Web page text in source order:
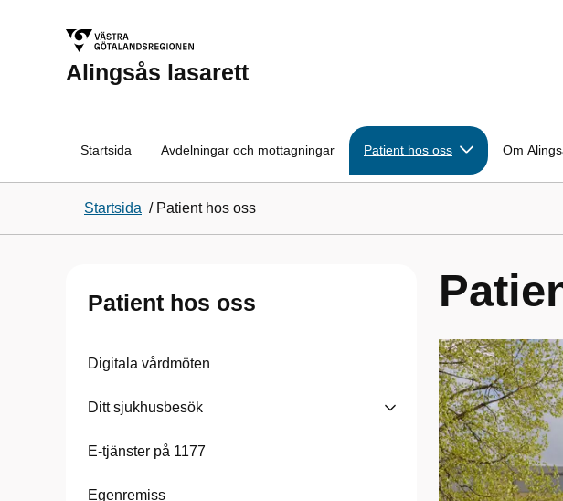
Alingsås lasarett
Startsida Avdelningar och mottagningar Patient hos oss Om
Startsida / Patient hos oss
Patient hos oss
Digitala vårdmöten
Ditt sjukhusbesök
E-tjänster på 1177
Egenremiss